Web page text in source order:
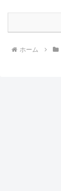
ホーム